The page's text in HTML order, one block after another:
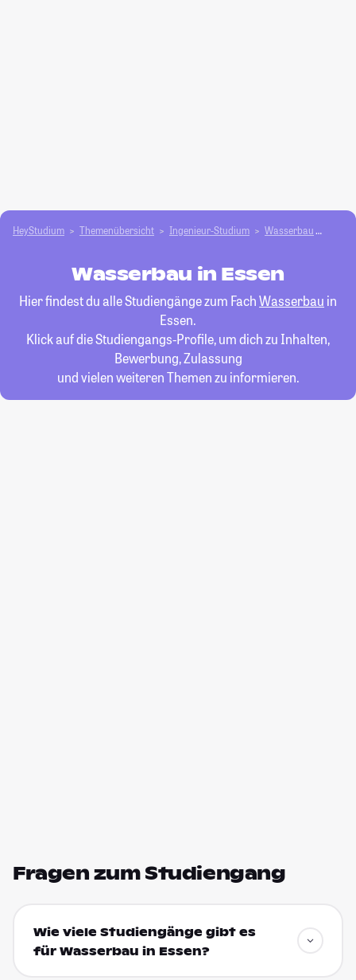
HeyStudium Themenübersicht Ingenieur-Studium Wasserbau
Wasserbau in Essen
Hier findest du alle Studiengänge zum FachWasserbau in
Essen.
Klick auf die Studiengangs-Profile, um dich zu Inhalten,
Bewerbung, Zulassung
und vielen weiteren Themen zu informieren.
Fragen zum Studiengang
Wie viele Studiengänge gibt es
für Wasserbau in Essen?